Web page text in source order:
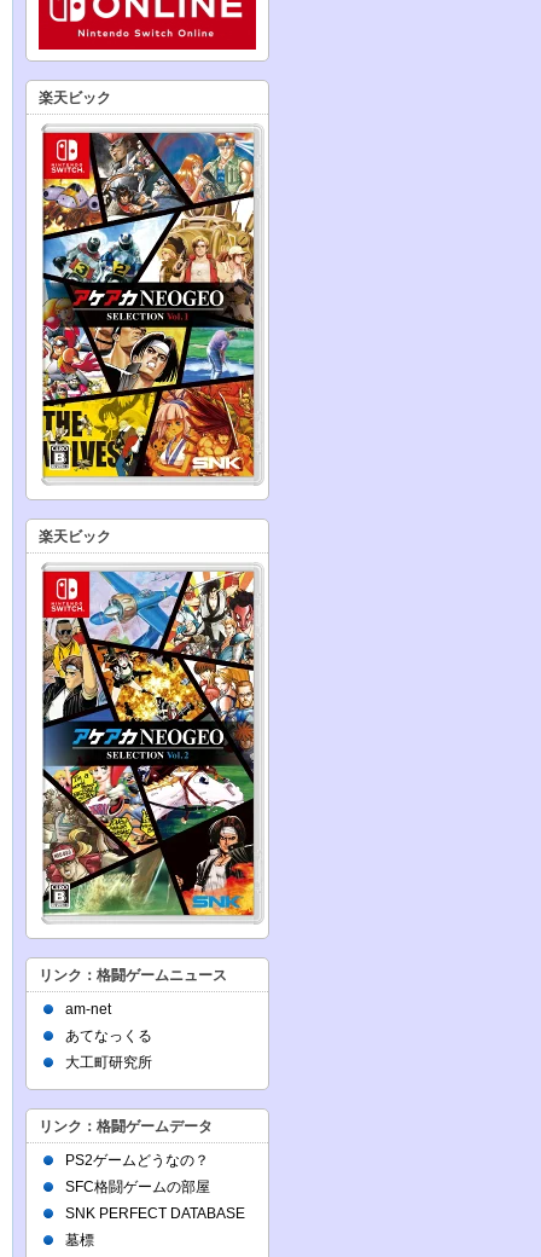
楽天ビック
楽天ビック
リンク：格闘ゲームニュース
am-net
あてなっくる
大工町研究所
リンク：格闘ゲームデータ
PS2ゲームどうなの？
SFC格闘ゲームの部屋
SNK PERFECT DATABASE
墓標